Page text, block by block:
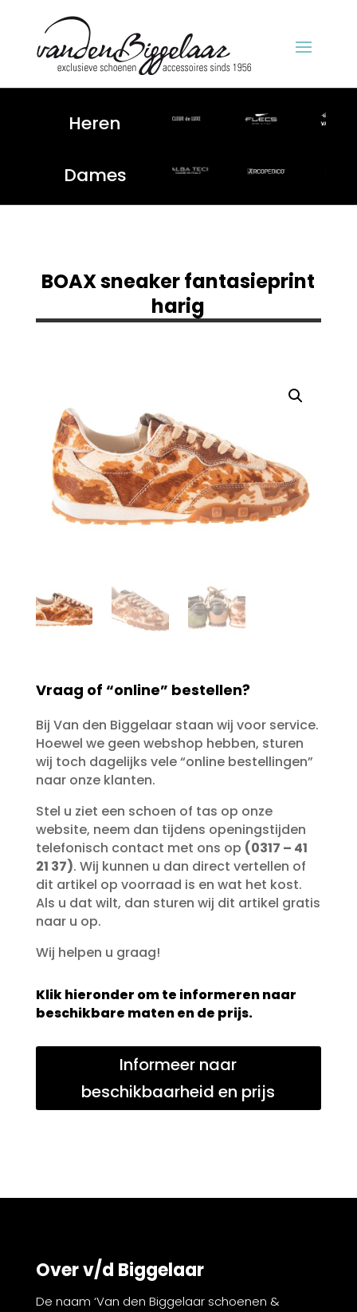
Heren
Dames
BOAX sneaker fantasieprint
harig
Vraag of “online” bestellen?
Bij Van den Biggelaar staan wij voor service.
Hoewel we geen webshop hebben, sturen
wij toch dagelijks vele “online bestellingen”
naar onze klanten.
Stel u ziet een schoen of tas op onze
website, neem dan tijdens openingstijden
telefonisch contact met ons op (0317 – 41
21 37). Wij kunnen u dan direct vertellen of
dit artikel op voorraad is en wat het kost.
Als u dat wilt, dan sturen wij dit artikel gratis
naar u op.
Wij helpen u graag!
Klik hieronder om te informeren naar
beschikbare maten en de prijs.
Informeer naar
beschikbaarheid en prijs
Over v/d Biggelaar
De naam ‘Van den Biggelaar schoenen &